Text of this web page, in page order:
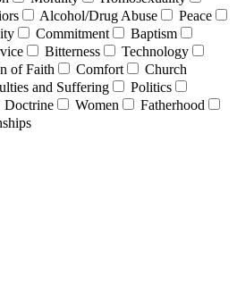
Alcohol/Drug Abuse
Peace
Commitment
Baptism
Bitterness
Technology
of Faith Comfort
Church
and Suffering
Politics
Doctrine Women
Fatherhood